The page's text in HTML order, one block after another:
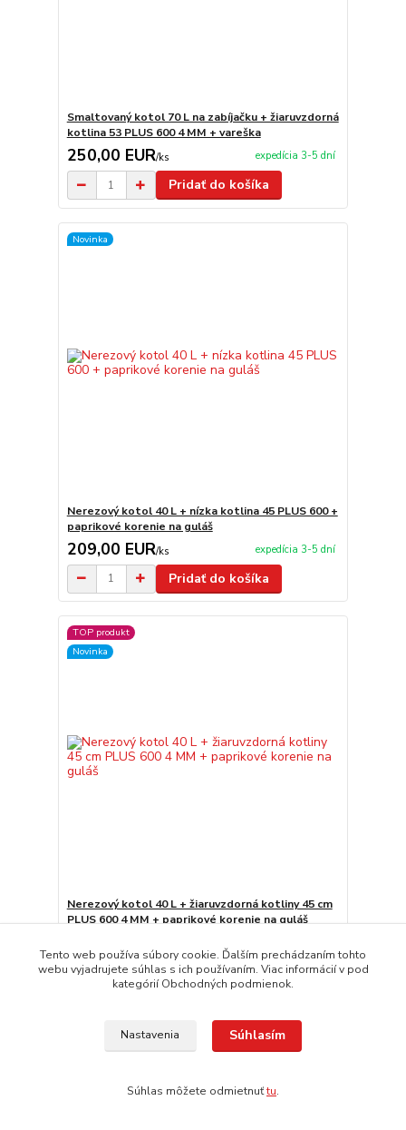
Smaltovaný kotol 70 L na zabíjačku + žiaruvzdorná
kotlina 53 PLUS 600 4 MM + vareška
250,00 EUR/ks expedícia 3-5 dní
Pridať do košíka
Novinka
Nerezový kotol 40 L + nízka kotlina 45 PLUS 600 +
paprikové korenie na guláš
209,00 EUR/ks expedícia 3-5 dní
Pridať do košíka
TOP produkt
Novinka
Nerezový kotol 40 L + žiaruvzdorná kotliny 45 cm
PLUS 600 4 MM + paprikové korenie na guláš
Pridať do košíka
Tento web používa súbory cookie. Ďalším prechádzaním tohto
webu vyjadrujete súhlas s ich používaním. Viac informácií v pod
kategórií Obchodných podmienok.
Nastavenia Súhlasím
Súhlas môžete odmietnuťtu.